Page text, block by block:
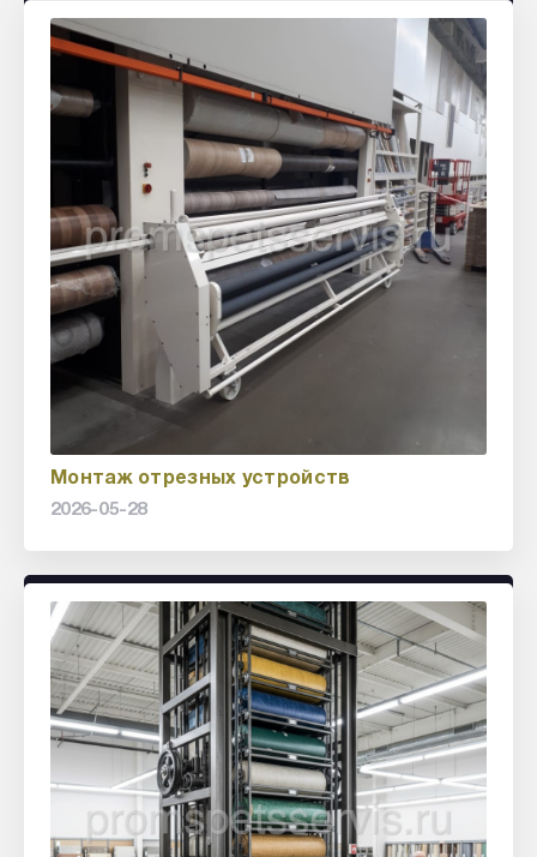
Монтаж отрезных устройств
2026-05-28